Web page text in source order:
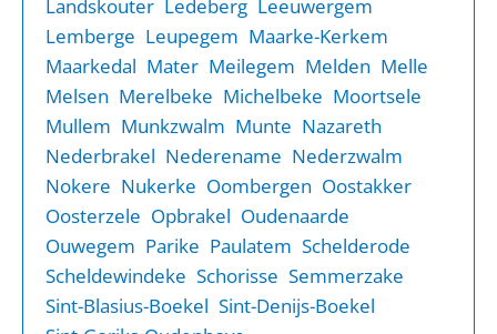
Landskouter Ledeberg Leeuwergem
Lemberge Leupegem Maarke-Kerkem
Maarkedal Mater Meilegem Melden Melle
Melsen Merelbeke Michelbeke Moortsele
Mullem Munkzwalm Munte Nazareth
Nederbrakel Nederename Nederzwalm
Nokere Nukerke Oombergen Oostakker
Oosterzele Opbrakel Oudenaarde
Ouwegem Parike Paulatem Schelderode
Scheldewindeke Schorisse Semmerzake
Sint-Blasius-Boekel Sint-Denijs-Boekel